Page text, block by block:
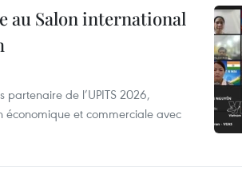
au Salon international
de l’UPITS 2026,
économique et commerciale avec